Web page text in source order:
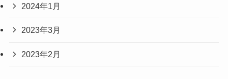
2024年1月
2023年3月
2023年2月